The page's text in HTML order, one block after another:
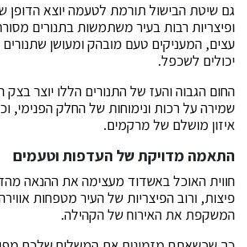
גם שיטת הבישול תורמת לטעמה יוצא הדופן
ופיצריות רבות בעיר משתמשות בתנורים
עצים, המעניקים טעם מובהק ומעושן
יכולים לשכפל.
החום הגבוה והעז של התנורים הללו יוצר בצק
שמירה על רכות ונימוחות של החלק הפנימי,
איזון מושלם של מרקמים.
התאמה מדויקת של העדפות וטעמים
חווית האוכל באשדוד מעצימה את ההנאה
פיצות, ורוב הפיצריות של העיר מטפחות
המשקפת את האירוח של הקהילה.